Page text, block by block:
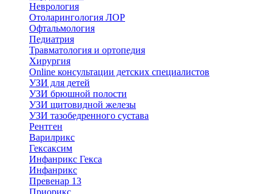
Неврология
Отоларингология ЛОР
Офтальмология
Педиатрия
Травматология и ортопедия
Хирургия
Online консультации детских специалистов
УЗИ для детей
УЗИ брюшной полости
УЗИ щитовидной железы
УЗИ тазобедренного сустава
Рентген
Варилрикс
Гексаксим
Инфанрикс Гекса
Инфанрикс
Превенар 13
Приорикс